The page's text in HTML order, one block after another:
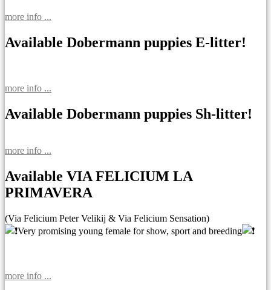
more info ...
Available Dobermann puppies E-litter!
more info ...
Available Dobermann puppies Sh-litter!
more info ...
Available VIA FELICIUM LA
PRIMAVERA
(Via Felicium Peter Velikij & Via Felicium Sensation)
Very promising young female for show, sport and breeding
more info ...